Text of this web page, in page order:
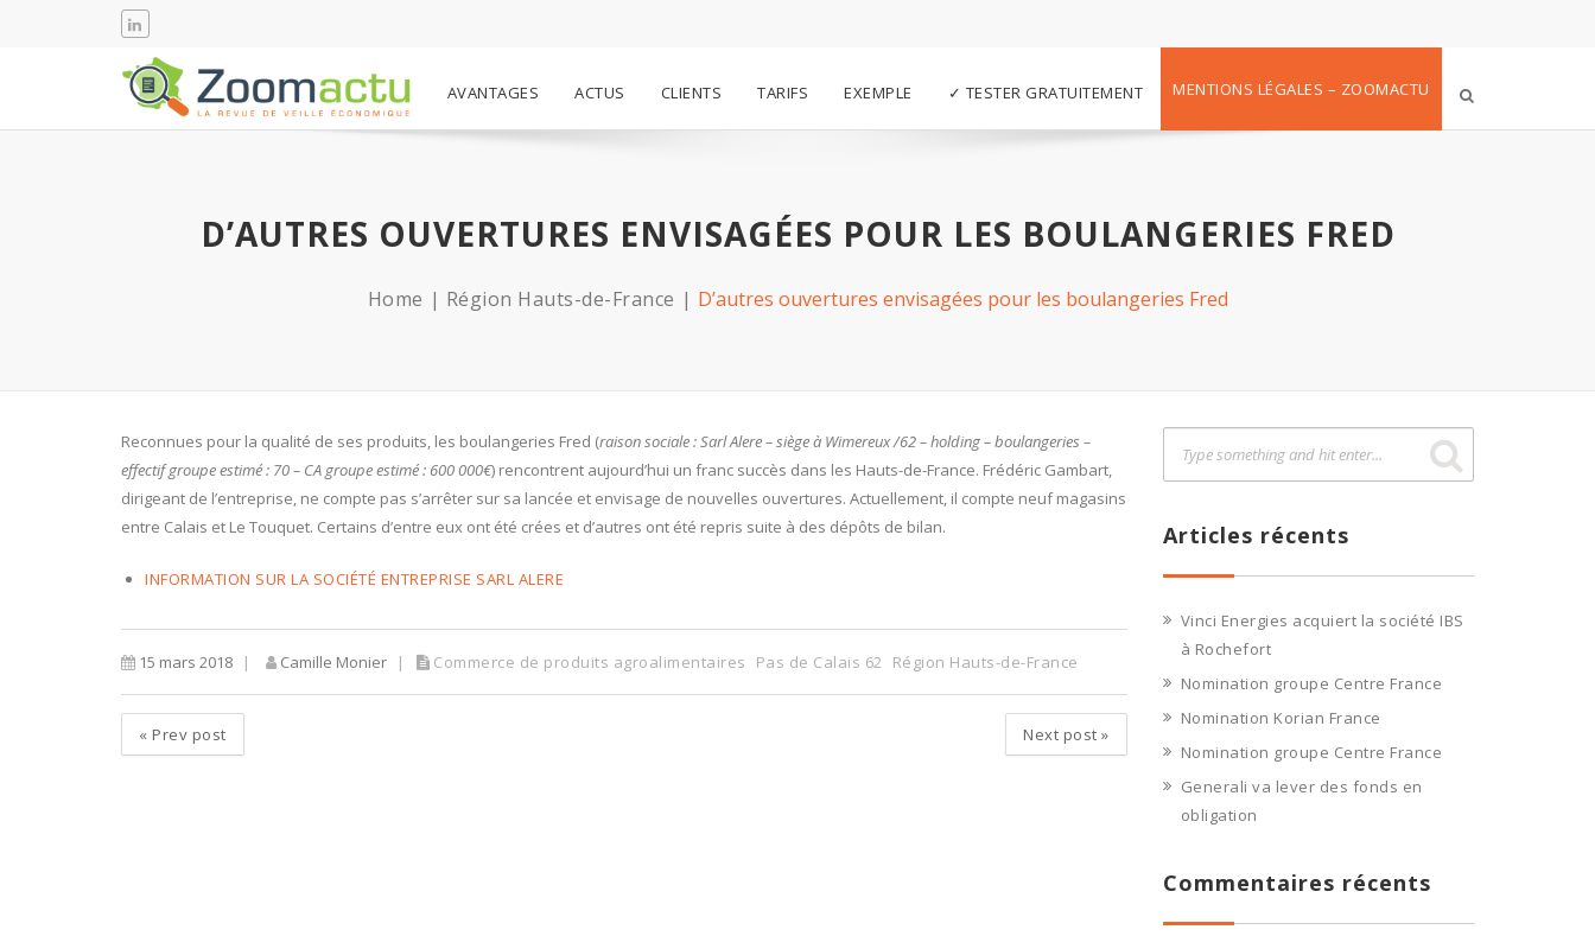
AVANTAGES ACTUS CLIENTS TARIFS EXEMPLE ✓ TESTER GRATUITEMENT MENTIONS LÉGALES – ZOOMACTU
D’AUTRES OUVERTURES ENVISAGÉES POUR LES BOULANGERIES FRED
Home Région Hauts-de-France D’autres ouvertures envisagées pour les boulangeries Fred
Reconnues pour la qualité de ses produits, les boulangeries Fred (raison sociale : Sarl Alere –siège à Wimereux /62 – holding – boulangeries –
effectif groupe estimé : 70 – CA groupe estimé : 600 000€) rencontrent aujourd’hui un franc succès dans les Hauts-de-France. Frédéric Gambart,
dirigeant de l’entreprise, ne compte pas s’arrêter sur sa lancée et envisage de nouvelles ouvertures. Actuellement, il compte neuf magasins
entre Calais et Le Touquet. Certains d’entre eux ont été crées et d’autres ont été repris suite à des dépôts de bilan.
INFORMATION SUR LA SOCIÉTÉ ENTREPRISE SARL ALERE
15 mars 2018 Camille Monier Commerce de produits agroalimentaires Pas de Calais 62 Région Hauts-de-France
« Prev post Next post »
Articles récents
Vinci Energies acquiert la société IBS
à Rochefort
Nomination groupe Centre France
Nomination Korian France
Nomination groupe Centre France
Generali va lever des fonds en
obligation
Commentaires récents